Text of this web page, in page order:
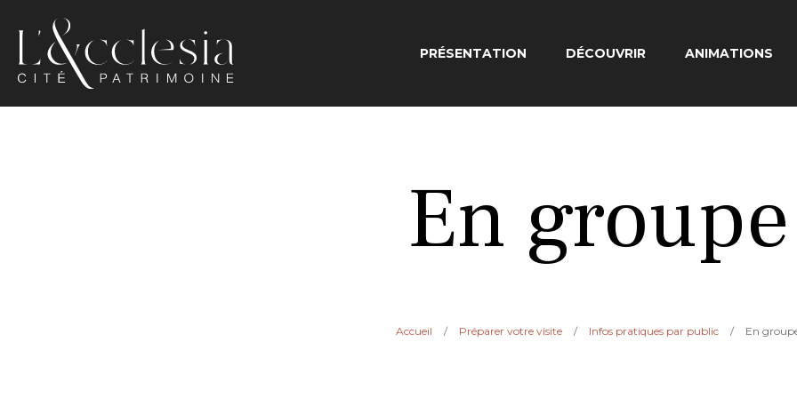
Ecclesia
PRÉSENTATION DÉCOUVRIR ANIMATIONS
En groupe
Accueil / Préparer votre visite / Infos pratiques par public / En